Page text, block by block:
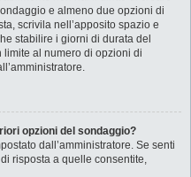
e almeno due opzioni di
scrivila nell’apposito spazio e
stabilire i giorni di durata del
limite al numero di opzioni di
opzioni del sondaggio?
dall’amministratore. Se senti
risposta a quelle consentite,